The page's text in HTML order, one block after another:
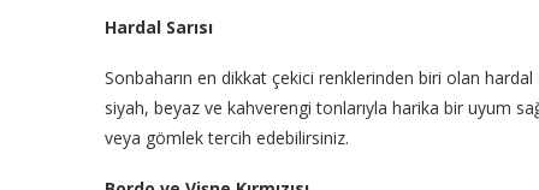
Hardal Sarısı
Sonbaharın en dikkat çekici renklerinden biri olan
siyah, beyaz ve kahverengi tonlarıyla harika bir uyum
veya gömlek tercih edebilirsiniz.